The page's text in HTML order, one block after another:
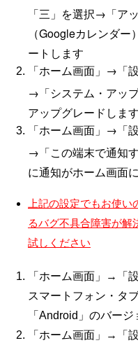
「三」を選択→「ア
（Googleカレンダ
ートします
「ホーム画面」→「
→「システム・アッ
アップグレードします
「ホーム画面」→「
→「この端末で通知
に通知がホーム画面
上記の設定でもお使
るバグ不具合障害が解
試しください
「ホーム画面」→「
スマートフォン・タ
「 Android 」のバー
「ホーム画面」→「